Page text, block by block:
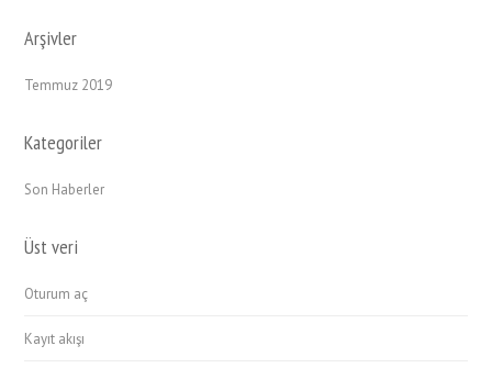
Arşivler
Temmuz 2019
Kategoriler
Son Haberler
Üst veri
Oturum aç
Kayıt akışı